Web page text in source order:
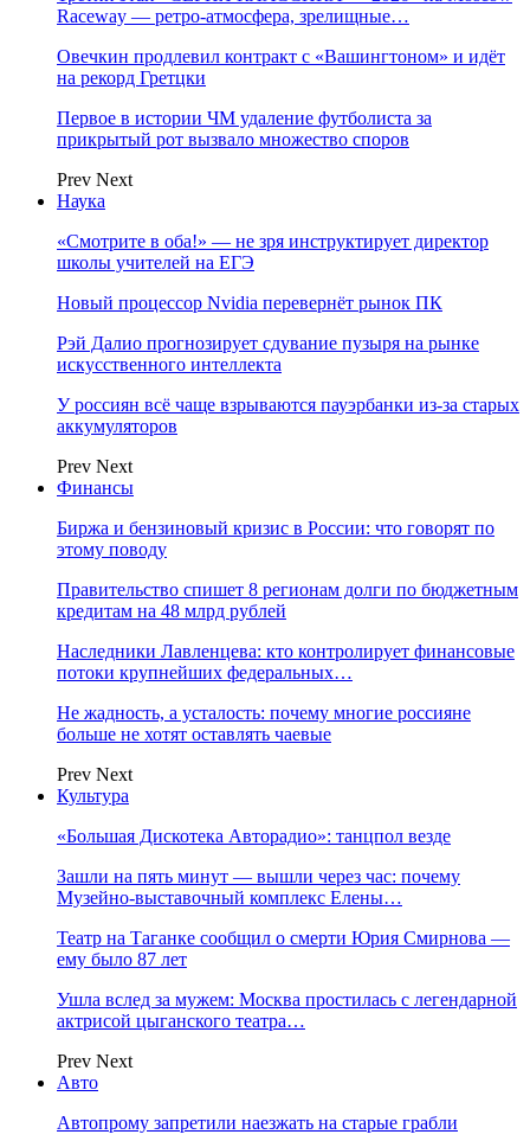
Raceway — ретро‑атмосфера, зрелищные…
Овечкин продлевил контракт с «Вашингтоном» и идёт
на рекорд Гретцки
Первое в истории ЧМ удаление футболиста за
прикрытый рот вызвало множество споров
Prev Next
Наука
«Смотрите в оба!» — не зря инструктирует директор
школы учителей на ЕГЭ
Новый процессор Nvidia перевернёт рынок ПК
Рэй Далио прогнозирует сдувание пузыря на рынке
искусственного интеллекта
У россиян всё чаще взрываются пауэрбанки из-за старых
аккумуляторов
Prev Next
Финансы
Биржа и бензиновый кризис в России: что говорят по
этому поводу
Правительство спишет 8 регионам долги по бюджетным
кредитам на 48 млрд рублей
Наследники Лавленцева: кто контролирует финансовые
потоки крупнейших федеральных…
Не жадность, а усталость: почему многие россияне
больше не хотят оставлять чаевые
Prev Next
Культура
«Большая Дискотека Авторадио»: танцпол везде
Зашли на пять минут — вышли через час: почему
Музейно-выставочный комплекс Елены…
Театр на Таганке сообщил о смерти Юрия Смирнова —
ему было 87 лет
Ушла вслед за мужем: Москва простилась с легендарной
актрисой цыганского театра…
Prev Next
Авто
Автопрому запретили наезжать на старые грабли